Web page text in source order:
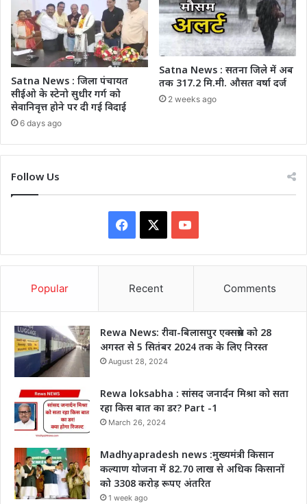
Satna News : जिला पंचायत
सीईओ के स्टेनो सुधीर गर्ग को
सेवानिवृत्त होने पर दी गई विदाई
6 days ago
Satna News : सतना जिले में अब
तक 317.2 मि.मी. औसत वर्षा दर्ज
2 weeks ago
Follow Us
Facebook YouTube
Popular Recent Comments
Rewa News: रीवा-बिलासपुर एक्सप्रेस को 28
अगस्त से 5 सितंबर 2024 तक के लिए निरस्त
August 28, 2024
Rewa loksabha : सांसद जनार्दन मिश्रा को सता
रहा किस बात का डर? Part -1
March 26, 2024
Madhyapradesh news :मुख्यमंत्री किसान
कल्याण योजना में 82.70 लाख से अधिक किसानों
को 3308 करोड़ रूपए अंतरित
1 week ago